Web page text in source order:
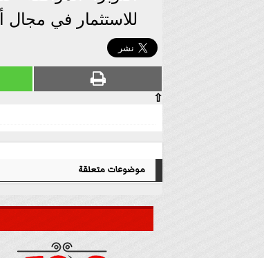
للاستثمار في مجال
⇧
موضوعات متعلقة